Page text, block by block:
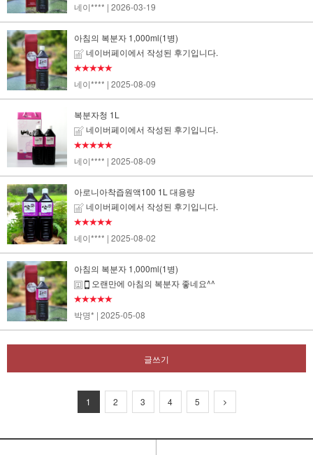
네이**** | 2026-03-19
아침의 복분자 1,000ml(1병)
네이버페이에서 작성된 후기입니다.
★★★★★
네이**** | 2025-08-09
복분자청 1L
네이버페이에서 작성된 후기입니다.
★★★★★
네이**** | 2025-08-09
아로니아착즙원액100 1L 대용량
네이버페이에서 작성된 후기입니다.
★★★★★
네이**** | 2025-08-02
아침의 복분자 1,000ml(1병)
오랜만에 아침의 복분자 좋네요^^
★★★★★
박명* | 2025-05-08
글쓰기
1 2 3 4 5